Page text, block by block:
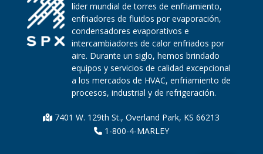
líder mundial de torres de enfriamiento,
enfriadores de fluidos por evaporación,
condensadores evaporativos e
intercambiadores de calor enfriados por
aire. Durante un siglo, hemos brindado
equipos y servicios de calidad excepcional
a los mercados de HVAC, enfriamiento de
procesos, industrial y de refrigeración.
7401 W. 129th St., Overland Park, KS 66213
1-800-4-MARLEY